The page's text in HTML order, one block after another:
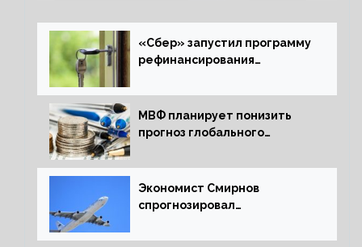
«Сбер» запустил программу
рефинансирования
МВФ планирует понизить
прогноз глобального
следующем отчете
Экономист Смирнов
спрогнозировал
России